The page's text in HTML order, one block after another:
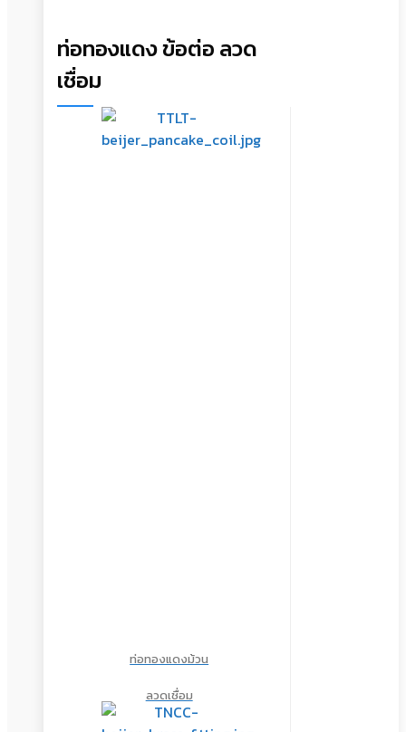
ท่อทองแดง ข้อต่อ ลวด
เชื่อม
ท่อทองแดงม้วน
ลวดเชื่อม